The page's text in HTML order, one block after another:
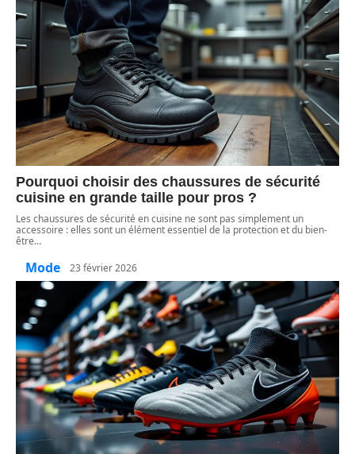
Pourquoi choisir des chaussures de sécurité
cuisine en grande taille pour pros ?
Les chaussures de sécurité en cuisine ne sont pas simplement un
accessoire : elles sont un élément essentiel de la protection et du bien-
être…
Mode 23 février 2026